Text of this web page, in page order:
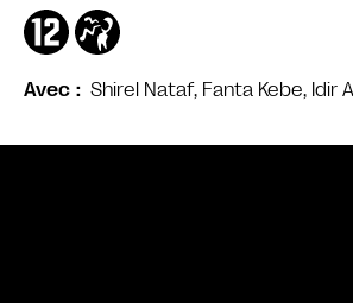
Avec Shirel Nataf, Fanta Kebe, Idir